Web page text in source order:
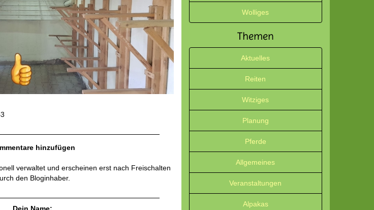
hinzufügen
verwaltet und erscheinen erst nach Freischalten
den Bloginhaber.
Dein Name:
Wolliges
Themen
Aktuelles
Reiten
Witziges
Planung
Pferde
Allgemeines
Veranstaltungen
Alpakas